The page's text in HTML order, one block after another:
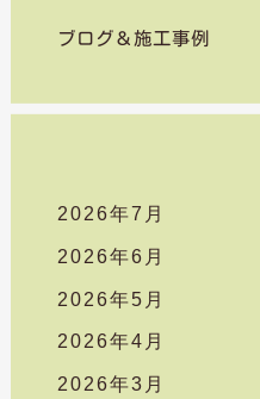
ブログ＆施工事例
2026年7月
2026年6月
2026年5月
2026年4月
2026年3月